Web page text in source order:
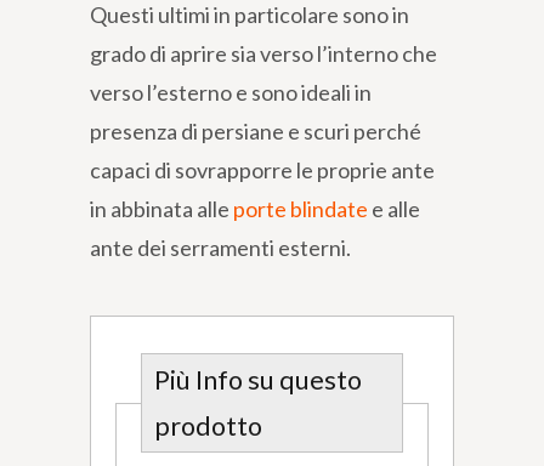
Questi ultimi in particolare sono in
grado di aprire sia verso l’interno che
verso l’esterno e sono ideali in
presenza di persiane e scuri perché
capaci di sovrapporre le proprie ante
in abbinata alle porte blindate e alle
ante dei serramenti esterni.
Più Info su questo
prodotto